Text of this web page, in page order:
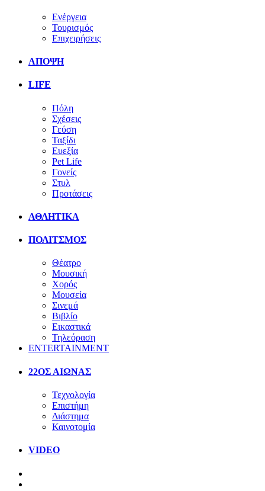
Ενέργεια
Τουρισμός
Επιχειρήσεις
ΑΠΟΨΗ
LIFE
Πόλη
Σχέσεις
Γεύση
Ταξίδι
Ευεξία
Pet Life
Γονείς
Στυλ
Προτάσεις
ΑΘΛΗΤΙΚΑ
ΠΟΛΙΤΣΜΟΣ
Θέατρο
Μουσική
Χορός
Μουσεία
Σινεμά
Βιβλίο
Εικαστικά
Τηλεόραση
ENTERTAINMENT
22ΟΣ ΑΙΩΝΑΣ
Τεχνολογία
Επιστήμη
Διάστημα
Καινοτομία
VIDEO